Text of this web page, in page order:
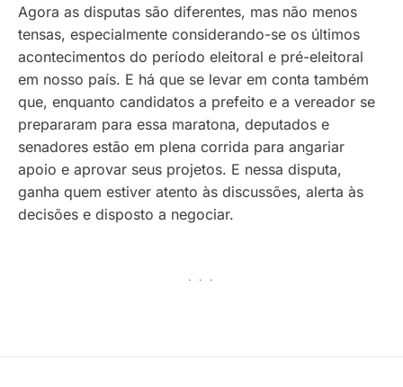
Agora as disputas são diferentes, mas não menos
tensas, especialmente considerando-se os últimos
acontecimentos do período eleitoral e pré-eleitoral
em nosso país. E há que se levar em conta também
que, enquanto candidatos a prefeito e a vereador se
prepararam para essa maratona, deputados e
senadores estão em plena corrida para angariar
apoio e aprovar seus projetos. E nessa disputa,
ganha quem estiver atento às discussões, alerta às
decisões e disposto a negociar.
· · ·